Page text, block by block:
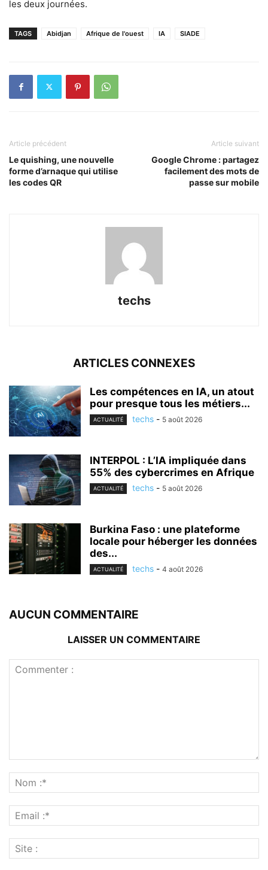
les deux journées.
TAGS Abidjan Afrique de l'ouest IA SIADE
Article précédent
Le quishing, une nouvelle
forme d’arnaque qui utilise
les codes QR
Article suivant
Google Chrome : partagez
facilement des mots de
passe sur mobile
techs
ARTICLES CONNEXES
Les compétences en IA, un atout
pour presque tous les métiers...
ACTUALITÉ techs - 5 août 2026
INTERPOL : L’IA impliquée dans
55% des cybercrimes en Afrique
ACTUALITÉ techs - 5 août 2026
Burkina Faso : une plateforme
locale pour héberger les données
des...
ACTUALITÉ techs - 4 août 2026
AUCUN COMMENTAIRE
LAISSER UN COMMENTAIRE